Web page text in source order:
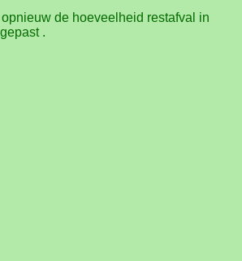
de hoeveelheid restafval in
.